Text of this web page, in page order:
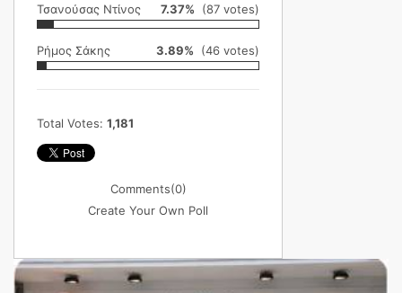
Τσανούσας Ντίνος 7.37% (87 votes)
Ρήμος Σάκης 3.89% (46 votes)
Total Votes: 1,181
Comments(0)
Create Your Own Poll